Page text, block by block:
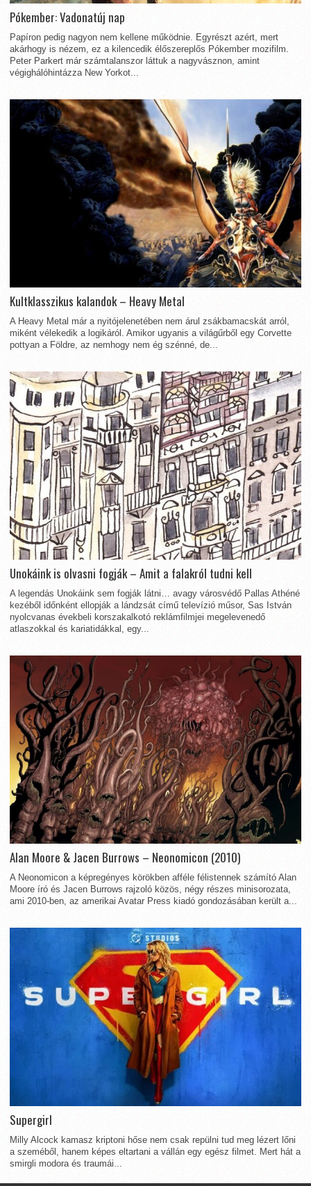
Pókember: Vadonatúj nap
Papíron pedig nagyon nem kellene működnie. Egyrészt azért, mert
akárhogy is nézem, ez a kilencedik élőszereplős Pókember mozifilm.
Peter Parkert már számtalanszor láttuk a nagyvásznon, amint
végighálóhintázza New Yorkot...
Kultklasszikus kalandok – Heavy Metal
A Heavy Metal már a nyitójelenetében nem árul zsákbamacskát arról,
miként vélekedik a logikáról. Amikor ugyanis a világűrből egy Corvette
pottyan a Földre, az nemhogy nem ég szénné, de...
Unokáink is olvasni fogják – Amit a falakról tudni kell
A legendás Unokáink sem fogják látni… avagy városvédő Pallas Athéné
kezéből időnként ellopják a lándzsát című televízió műsor, Sas István
nyolcvanas évekbeli korszakalkotó reklámfilmjei megelevenedő
atlaszokkal és kariatidákkal, egy...
Alan Moore & Jacen Burrows – Neonomicon (2010)
A Neonomicon a képregényes körökben afféle félistennek számító Alan
Moore író és Jacen Burrows rajzoló közös, négy részes minisorozata,
ami 2010-ben, az amerikai Avatar Press kiadó gondozásában került a...
Supergirl
Milly Alcock kamasz kriptoni hőse nem csak repülni tud meg lézert lőni
a szeméből, hanem képes eltartani a vállán egy egész filmet. Mert hát a
smirgli modora és traumái...